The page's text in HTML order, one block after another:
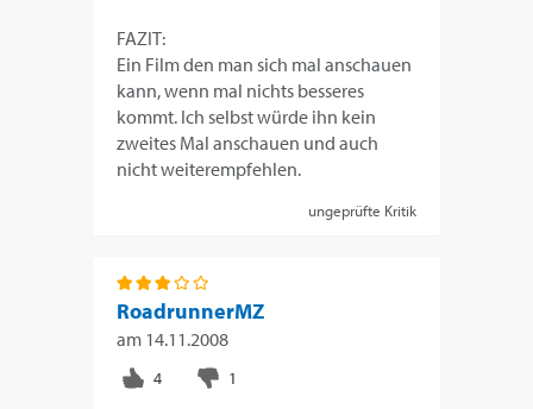
FAZIT:
Ein Film den man sich mal anschauen
kann, wenn mal nichts besseres
kommt. Ich selbst würde ihn kein
zweites Mal anschauen und auch
nicht weiterempfehlen.
ungeprüfte Kritik
RoadrunnerMZ
am 14.11.2008